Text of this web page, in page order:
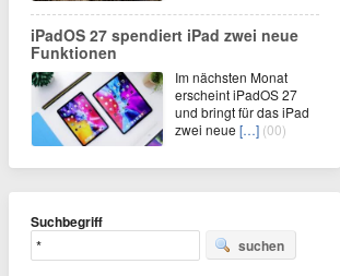
iPadOS 27 spendiert iPad zwei neue
Funktionen
Im nächsten Monat
erscheint iPadOS 27
und bringt für das iPad
zwei neue […] (00)
Suchbegriff
suchen